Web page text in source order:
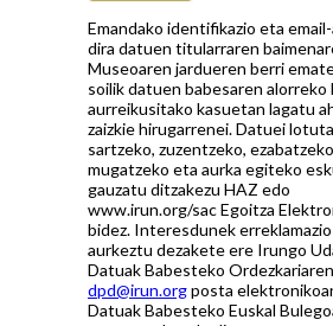
Emandako identifikazio eta
dira datuen titularraren
Museoaren jardueren berri
soilik datuen babesaren alorreko
aurreikusitako kasuetan lagatu
zaizkie hirugarrenei. Datuei
sartzeko, zuzentzeko,
mugatzeko eta aurka egiteko
gauzatu ditzakezu HAZ edo
www.irun.org/sac Egoitza
bidez. Interesdunek
aurkeztu dezakete ere Irungo
Datuak Babesteko
dpd@irun.orgposta
Datuak Babesteko Euskal